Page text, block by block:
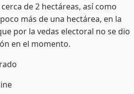
de 2 hectáreas, así como
más de una hectárea, en la
por la vedas electoral no se dio
en el momento.